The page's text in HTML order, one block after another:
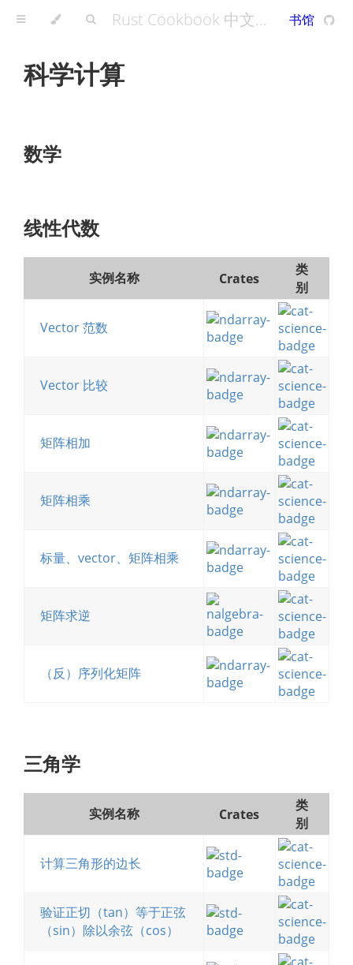
Rust Cookbook 中文版 - A Rust Cookbook 书馆
科学计算
数学
线性代数
实例名称 Crates
类
别
Vector 范数
Vector 比较
矩阵相加
矩阵相乘
标量、vector、矩阵相乘
矩阵求逆
（反）序列化矩阵
三角学
实例名称 Crates
类
别
计算三角形的边长
验证正切（tan）等于正弦
（sin）除以余弦（cos）